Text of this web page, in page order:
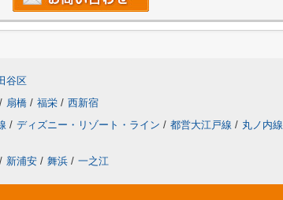
谷区
/ 扇橋 / 福栄 / 西新宿
/ ディズニー・リゾート・ライン / 都営大江戸線 / 丸ノ内線
/ 新浦安 / 舞浜 / 一之江